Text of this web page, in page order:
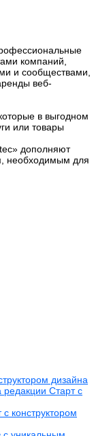
компаний,
и сообществами,
веб-
в выгодном
или товары
дополняют
необходимым для
дизайна
редакции Старт с
конструктором